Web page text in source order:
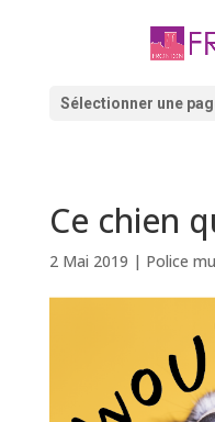
Sélectionner une
Ce chien
2 Mai 2019 | Police